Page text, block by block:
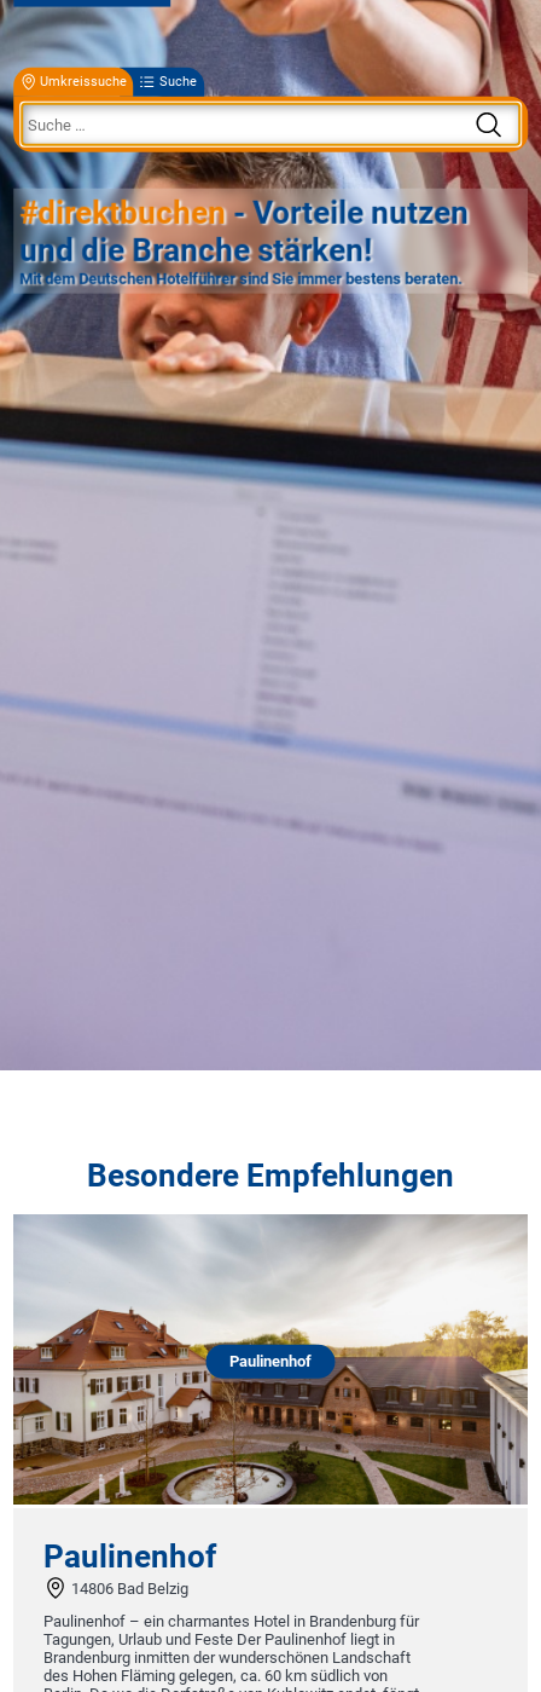
Umkreissuche Suche
#direktbuchen- Vorteile nutzen
und die Branche stärken!
Mit dem Deutschen Hotelführer sind Sie immer bestens beraten.
Besondere Empfehlungen
Paulinenhof
Paulinenhof
14806 Bad Belzig
Paulinenhof – ein charmantes Hotel in Brandenburg für
Tagungen, Urlaub und Feste Der Paulinenhof liegt in
Brandenburg inmitten der wunderschönen Landschaft
des Hohen Fläming gelegen, ca. 60 km südlich von